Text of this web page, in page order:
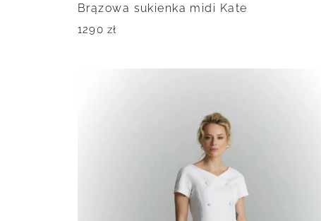
Brązowa sukienka midi Kate
1290 zł